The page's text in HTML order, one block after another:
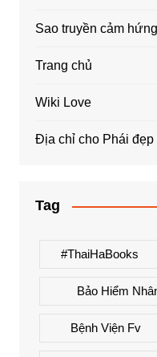
Sao truyền cảm hứng
Trang chủ
Wiki Love
Địa chỉ cho Phái đẹp
Tag
#ThaiHaBooks
Bảo Hiểm
Bệnh Viện Fv